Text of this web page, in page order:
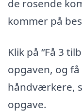
de rosende
kommer på
Klik på “Få 3
opgaven, og
håndværkere,
opgave.